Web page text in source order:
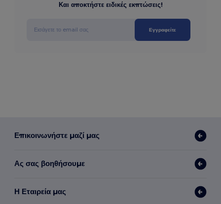
Και αποκτήστε ειδικές εκπτώσεις!
Εγγραφείτε
Επικοινωνήστε μαζί μας
Ας σας βοηθήσουμε
Η Εταιρεία μας